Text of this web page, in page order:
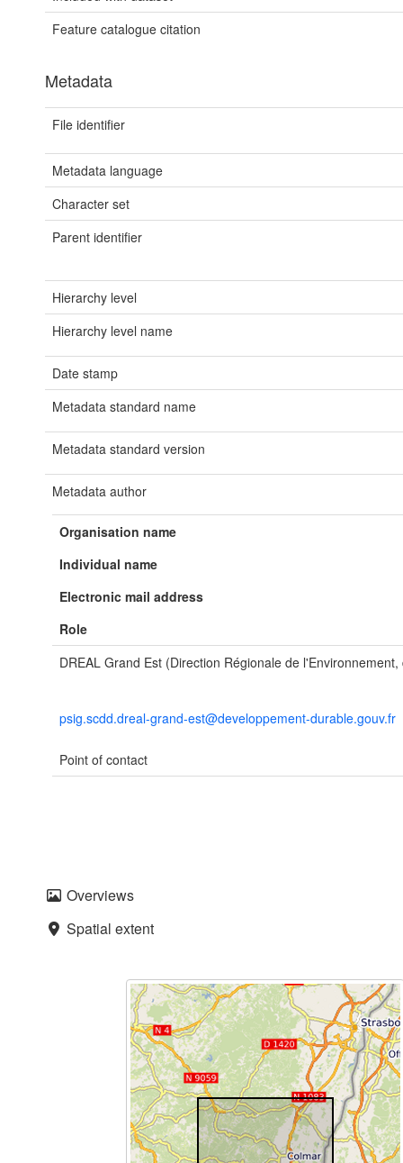
Feature catalogue citation
Metadata
File identifier
Metadata language
Character set
Parent identifier
Hierarchy level
Hierarchy level name
Date stamp
Metadata standard name
Metadata standard version
Metadata author
Organisation name
Individual name
Electronic mail address
Role
DREAL Grand Est (Direction Régionale de
psig.scdd.dreal-grand-est@developpement-durable.gouv.fr
Point of contact
Overviews
Spatial extent